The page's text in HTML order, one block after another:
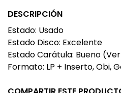
DESCRIPCIÓN
Estado: Usado
Estado Disco: Excelente
Estado Carátula: Bueno
Formato: LP + Inserto, Obi,